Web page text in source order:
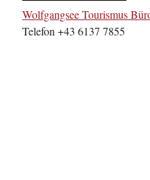
Wolfgangsee Tourismus
Telefon +43 6137 7855